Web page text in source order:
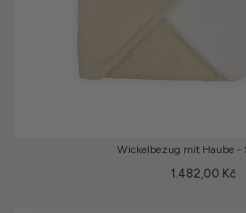
Wickelbezug mit Haube -
1.482,00 Kč